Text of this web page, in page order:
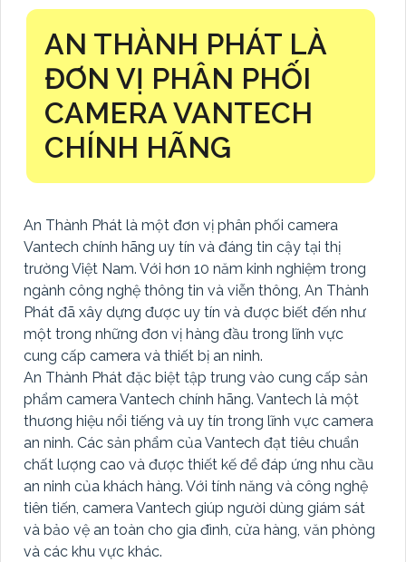
AN THÀNH PHÁT LÀ
ĐƠN VỊ PHÂN PHỐI
CAMERA VANTECH
CHÍNH HÃNG
An Thành Phát là một đơn vị phân phối camera
Vantech chính hãng uy tín và đáng tin cậy tại thị
trường Việt Nam. Với hơn 10 năm kinh nghiệm trong
ngành công nghệ thông tin và viễn thông, An Thành
Phát đã xây dựng được uy tín và được biết đến như
một trong những đơn vị hàng đầu trong lĩnh vực
cung cấp camera và thiết bị an ninh.
An Thành Phát đặc biệt tập trung vào cung cấp sản
phẩm camera Vantech chính hãng. Vantech là một
thương hiệu nổi tiếng và uy tín trong lĩnh vực camera
an ninh. Các sản phẩm của Vantech đạt tiêu chuẩn
chất lượng cao và được thiết kế để đáp ứng nhu cầu
an ninh của khách hàng. Với tính năng và công nghệ
tiên tiến, camera Vantech giúp người dùng giám sát
và bảo vệ an toàn cho gia đình, cửa hàng, văn phòng
và các khu vực khác.